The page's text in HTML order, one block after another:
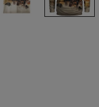
Hippo